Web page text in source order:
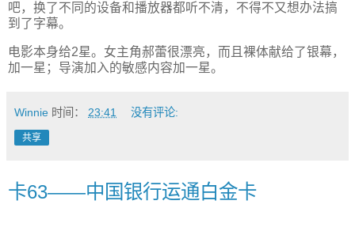
吧，换了不同的设备和播放器都听不清，不得不又想办法搞
到了字幕。
电影本身给2星。女主角郝蕾很漂亮，而且裸体献给了银幕，
加一星；导演加入的敏感内容加一星。
Winnie 时间： 23:41 没有评论:
共享
卡63——中国银行运通白金卡